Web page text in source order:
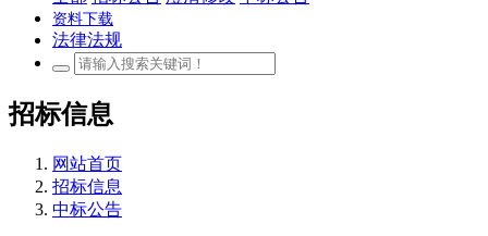
资料下载
法律法规
招标信息
网站首页
招标信息
中标公告